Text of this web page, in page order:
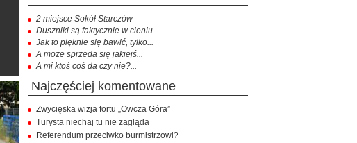
2 miejsce Sokół Starczów
Duszniki są faktycznie w cieniu...
Jak to pięknie się bawić, tylko...
A może sprzeda się jakiejś...
A mi ktoś coś da czy nie?...
najczęściej komentowane
Zwycięska wizja fortu „Owcza Góra”
Turysta niechaj tu nie zagląda
Referendum przeciwko burmistrzowi?